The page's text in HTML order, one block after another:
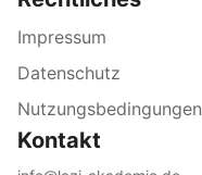
Impressum
Datenschutz
Nutzungsbedingungen
Kontakt